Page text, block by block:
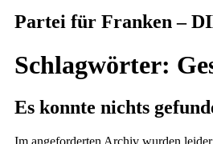
Partei für Franken –
Schlagwörter:
Es konnte nichts
Im angeforderten Archiv wurden